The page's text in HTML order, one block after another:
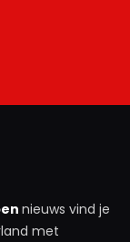
nieuws vind je
met